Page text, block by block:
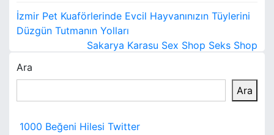
Y
a
z
ı
g
e
İzmir Pet Kuaförlerinde Evcil Hayvanınızın Tüylerini
Düzgün Tutmanın Yolları
Sakarya Karasu Sex Shop Seks Shop
Ara
Ara
1000 Beğeni Hilesi Twitter